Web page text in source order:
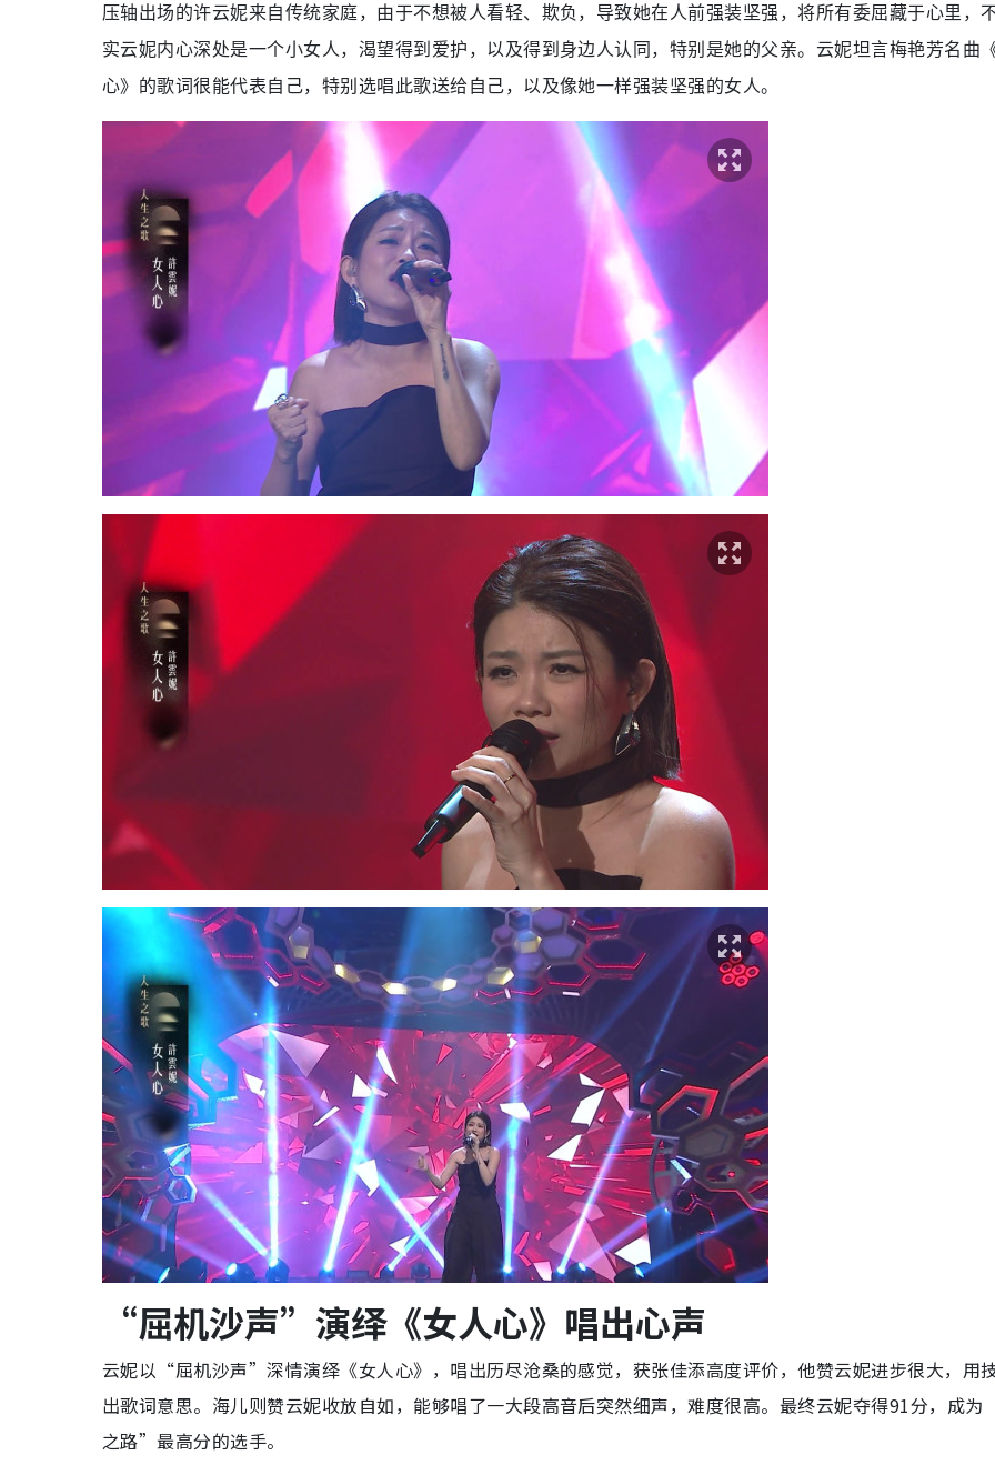
压轴出场的许云妮来自传统家庭，由于不想被人看轻、欺负，导致她在人前强装坚强，将所有委屈藏于心里，
实云妮内心深处是一个小女人，渴望得到爱护，以及得到身边人认同，特别是她的父亲。云妮坦言梅艳芳名曲
心》的歌词很能代表自己，特别选唱此歌送给自己，以及像她一样强装坚强的女人。
“屈机沙声”演绎《女人心》唱出心声
云妮以“屈机沙声”深情演绎《女人心》，唱出历尽沧桑的感觉，获张佳添高度评价，他赞云妮进步很大，用
出歌词意思。海儿则赞云妮收放自如，能够唱了一大段高音后突然细声，难度很高。最终云妮夺得91分，成为
之路”最高分的选手。